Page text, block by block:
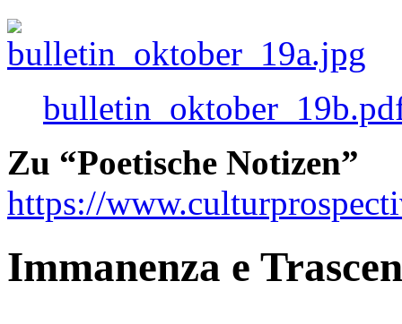
Zu “Poetische Notizen”
https://
Immanenza e